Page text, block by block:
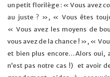
un petit florilège : « Vous avez
au juste ? », « Vous êtes
« Vous avez les moyens de
vous avez de la chance ! », «
et bien plus encore…Alors oui,
n’est pas notre cas !) et avoir